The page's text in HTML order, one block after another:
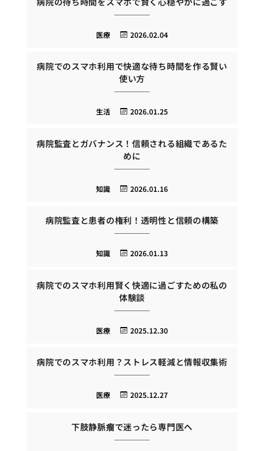
2026.02.04
医療
病院でのスマホ利用で快適な待ち時間を作る賢い
使い方
2026.01.25
生活
病院監査とガバナンス！信頼される組織であるた
めに
2026.01.16
知識
病院監査と患者の権利！透明性と信頼の構築
2026.01.13
知識
病院でのスマホ利用賢く快適に過ごすための私の
体験談
2025.12.30
医療
病院でのスマホ利用？ストレス軽減と情報収集術
2025.12.27
医療
下肢静脈瘤で迷ったら専門医へ